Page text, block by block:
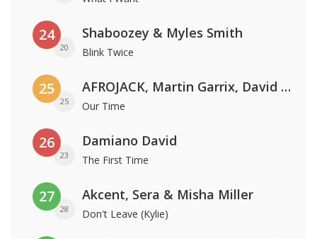
24
20
Shaboozey & Myles Smith
Blink Twice
25
25
AFROJACK, Martin Garrix, David Guetta & Amél
Our Time
26
23
Damiano David
The First Time
27
28
Akcent, Sera & Misha Miller
Don't Leave (Kylie)